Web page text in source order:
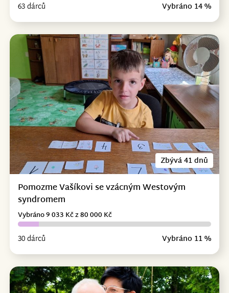
63 dárců Vybráno 14 %
Zbývá 41 dnů
Pomozme Vašíkovi se vzácným Westovým
syndromem
30 dárců Vybráno 11 %
Vybráno 9 033 Kč z 80 000 Kč